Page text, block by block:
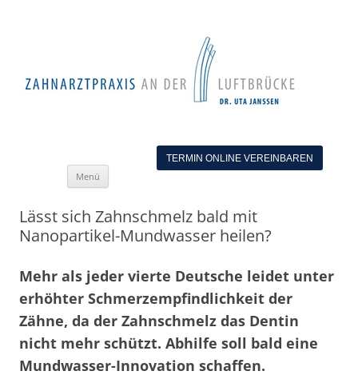
TERMIN ONLINE VEREINBAREN
Menü
Lässt sich Zahnschmelz bald mit
Nanopartikel-Mundwasser heilen?
Mehr als jeder vierte Deutsche leidet unter
erhöhter Schmerzempfindlichkeit der
Zähne, da der Zahnschmelz das Dentin
nicht mehr schützt. Abhilfe soll bald eine
Mundwasser-Innovation schaffen.